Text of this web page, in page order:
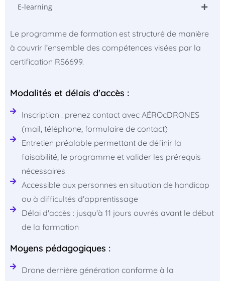
E-learning
Le programme de formation est structuré de manière
à couvrir l’ensemble des compétences visées par la
certification RS6699.
Modalités et délais d'accès :
Inscription : prenez contact avec AÉROcDRONES
(mail, téléphone, formulaire de contact)
Entretien préalable permettant de définir la
faisabilité, le programme et valider les prérequis
nécessaires
Accessible aux personnes en situation de handicap
ou à difficultés d'apprentissage
Délai d'accès : jusqu'à 11 jours ouvrés avant le début
de la formation
Moyens pédagogiques :
Drone dernière génération conforme à la